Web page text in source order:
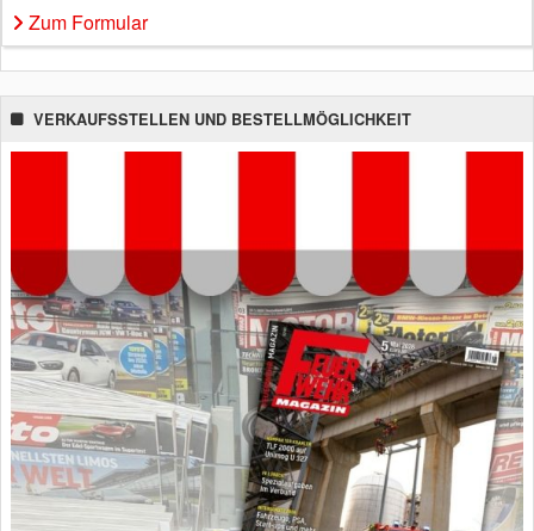
Zum Formular
VERKAUFSSTELLEN UND BESTELLMÖGLICHKEIT